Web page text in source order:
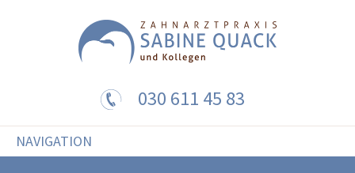
030 611 45 83
NAVIGATION